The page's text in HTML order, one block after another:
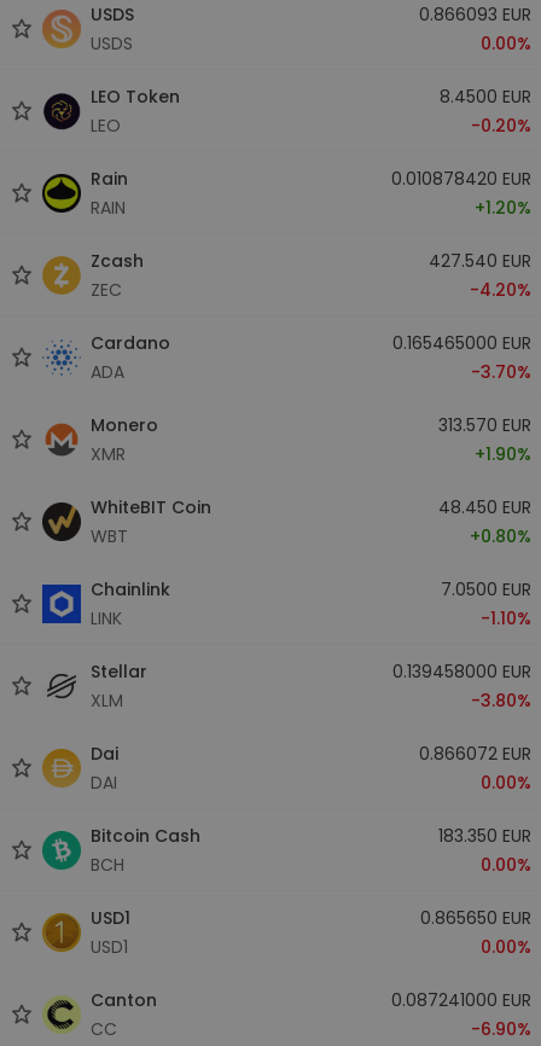
USDS
USDS
0.866093 EUR
0.00%
LEO Token
LEO
8.4500 EUR
-0.20%
Rain
RAIN
0.010878420 EUR
+1.20%
Zcash
ZEC
427.540 EUR
-4.20%
Cardano
ADA
0.165465000 EUR
-3.70%
Monero
XMR
313.570 EUR
+1.90%
WhiteBIT Coin
WBT
48.450 EUR
+0.80%
Chainlink
LINK
7.0500 EUR
-1.10%
Stellar
XLM
0.139458000 EUR
-3.80%
Dai
DAI
0.866072 EUR
0.00%
Bitcoin Cash
BCH
183.350 EUR
0.00%
USD1
USD1
0.865650 EUR
0.00%
Canton
CC
0.087241000 EUR
-6.90%